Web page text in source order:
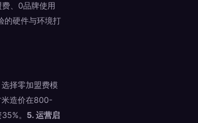
、0品牌使用
的硬件与环境打
择零加盟费模
米造价在800-
。 5. 运营启